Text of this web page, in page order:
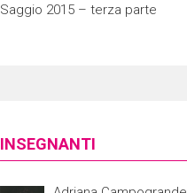
Saggio 2015 – terza parte
INSEGNANTI